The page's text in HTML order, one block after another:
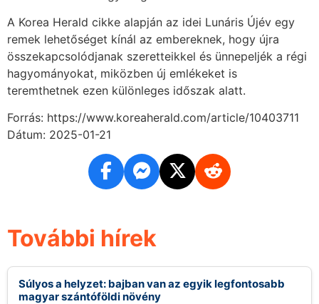
A Korea Herald cikke alapján az idei Lunáris Újév egy
remek lehetőséget kínál az embereknek, hogy újra
összekapcsolódjanak szeretteikkel és ünnepeljék a régi
hagyományokat, miközben új emlékeket is
teremthetnek ezen különleges időszak alatt.
Forrás: https://www.koreaherald.com/article/10403711
Dátum: 2025-01-21
További hírek
Súlyos a helyzet: bajban van az egyik legfontosabb
magyar szántóföldi növény